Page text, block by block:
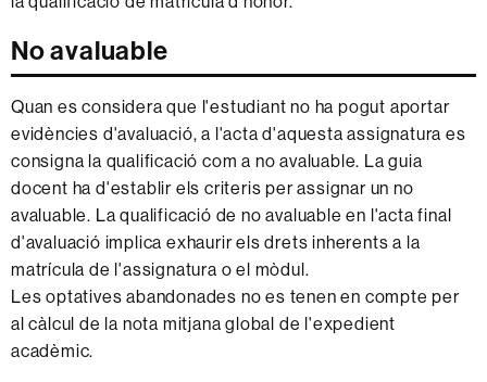
No avaluable
Quan es considera que l'estudiant no ha pogut aportar
evidències d'avaluació, a l'acta d'aquesta assignatura es
consigna la qualificació com a no avaluable. La guia
docent ha d'establir els criteris per assignar un no
avaluable. La qualificació de no avaluable en l'acta final
d'avaluació implica exhaurir els drets inherents a la
matrícula de l'assignatura o el mòdul.
Les optatives abandonades no es tenen en compte per
al càlcul de la nota mitjana global de l'expedient
acadèmic.